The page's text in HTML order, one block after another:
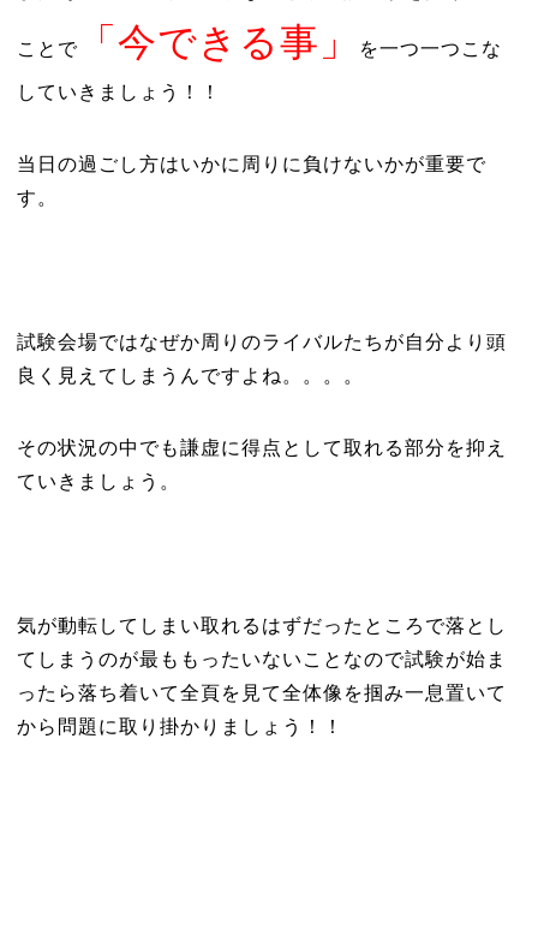
ことで「今できる事」 を一つ一つこな
していきましょう！！
当日の過ごし方はいかに周りに負けないかが重要で
す。
試験会場ではなぜか周りのライバルたちが自分より頭
良く見えてしまうんですよね。。。。
その状況の中でも謙虚に得点として取れる部分を抑え
ていきましょう。
気が動転してしまい取れるはずだったところで落とし
てしまうのが最ももったいないことなので試験が始ま
ったら落ち着いて全頁を見て全体像を掴み一息置いて
から問題に取り掛かりましょう！！